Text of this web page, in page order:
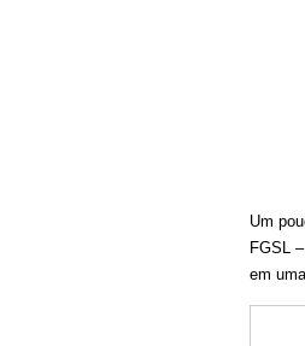
Um
FGSL
em